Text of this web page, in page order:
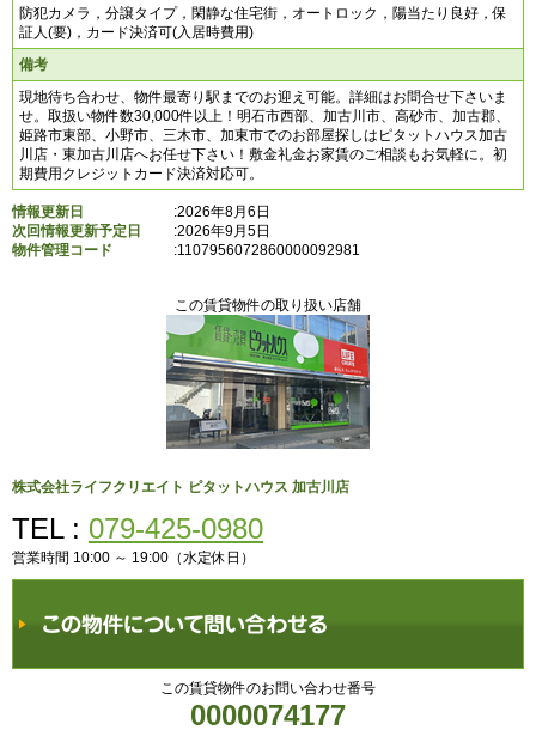
防犯カメラ，分譲タイプ，閑静な住宅街，オートロック，陽当たり良好，保
証人(要)，カード決済可(入居時費用)
備考
現地待ち合わせ、物件最寄り駅までのお迎え可能。詳細はお問合せ下さいま
せ。取扱い物件数30,000件以上！明石市西部、加古川市、高砂市、加古郡、
姫路市東部、小野市、三木市、加東市でのお部屋探しはピタットハウス加古
川店・東加古川店へお任せ下さい！敷金礼金お家賃のご相談もお気軽に。初
期費用クレジットカード決済対応可。
情報更新日
:2026年8月6日
次回情報更新予定日
:2026年9月5日
物件管理コード
:1107956072860000092981
この賃貸物件の取り扱い店舗
株式会社ライフクリエイト ピタットハウス 加古川店
TEL : 079-425-0980
営業時間 10:00 ～ 19:00（水定休日）
この賃貸物件のお問い合わせ番号
0000074177